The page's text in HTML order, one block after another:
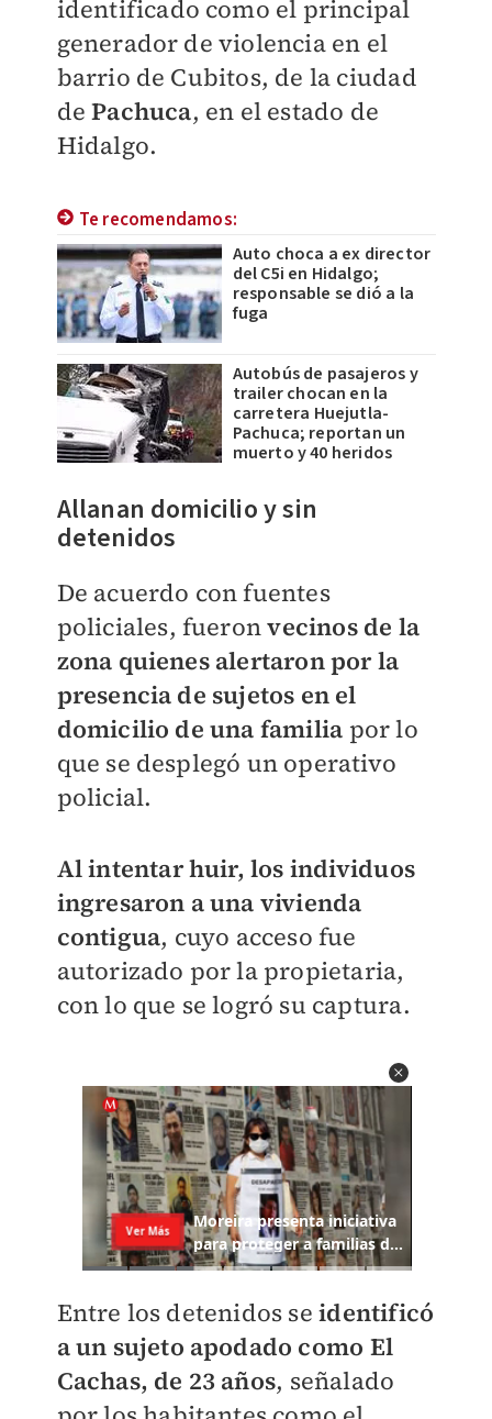
identificado como el principal
generador de violencia en el
barrio de Cubitos, de la ciudad
dePachuca, en el estado de
Hidalgo.
Te recomendamos:
Auto choca a ex director
del C5i en Hidalgo;
responsable se dió a la
fuga
Autobús de pasajeros y
trailer chocan en la
carretera Huejutla-
Pachuca; reportan un
muerto y 40 heridos
Allanan domicilio y sin
detenidos
De acuerdo con fuentes
policiales, fueronvecinos de la
zona quienes alertaron por la
presencia de sujetos en el
domicilio de una familia por lo
que se desplegó un operativo
policial.
Al intentar huir, los individuos
ingresaron a una vivienda
contigua, cuyo acceso fue
autorizado por la propietaria,
con lo que se logró su captura.
Entre los detenidos seidentificó
a un sujeto apodado como El
Cachas, de 23 años, señalado